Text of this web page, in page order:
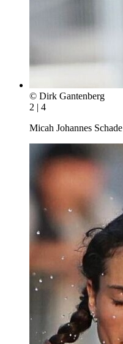
© Dirk Gantenberg
2 | 4
Micah Johannes Schade